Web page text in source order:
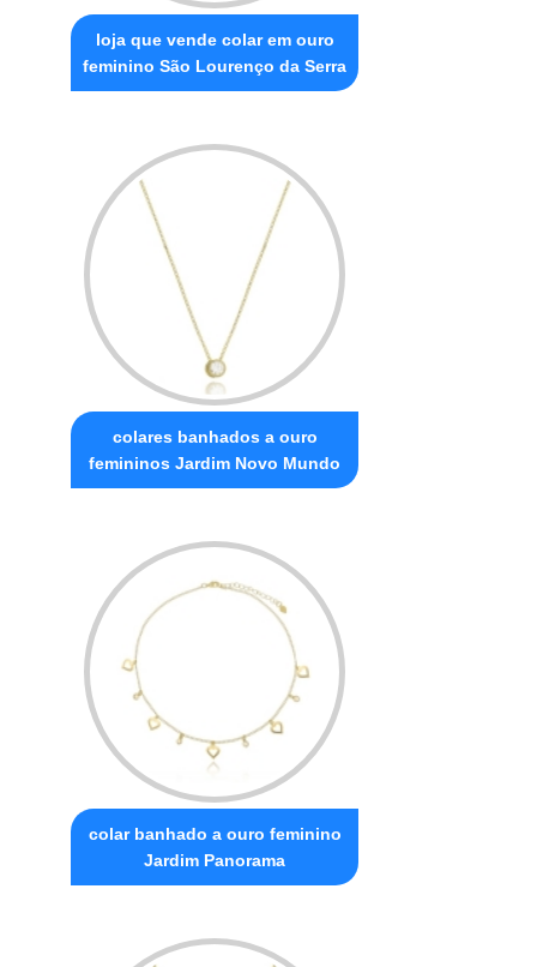
loja que vende colar em ouro
feminino São Lourenço da Serra
colares banhados a ouro
femininos Jardim Novo Mundo
colar banhado a ouro feminino
Jardim Panorama